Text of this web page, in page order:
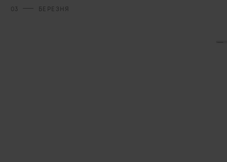
03 БЕРЕЗНЯ